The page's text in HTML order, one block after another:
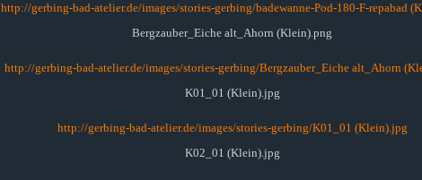
http://gerbing-bad-atelier.de/images/stories-gerbing/badewanne-Pod-180-F-repabad
Bergzauber_Eiche alt_Ahorn (Klein).png
http://gerbing-bad-atelier.de/images/stories-gerbing/Bergzauber_Eiche alt_Ahorn
K01_01 (Klein).jpg
http://gerbing-bad-atelier.de/images/stories-gerbing/K01_01 (Klein).jpg
K02_01 (Klein).jpg